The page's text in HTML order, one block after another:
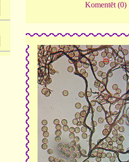
Komentēt (0)